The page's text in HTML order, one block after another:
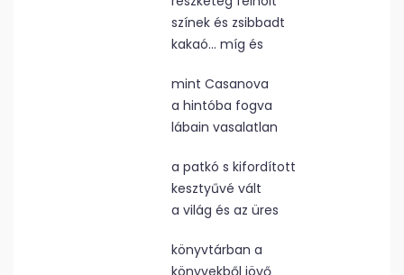
színek és zsibbadt
kakaó… míg és
mint Casanova
a hintóba fogva
lábain vasalatlan
a patkó s kifordított
kesztyűvé vált
a világ és az üres
könyvtárban a
könyvekből jövő